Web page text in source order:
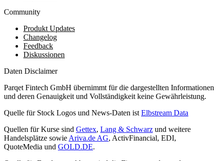
Community
Produkt Updates
Changelog
Feedback
Diskussionen
Daten Disclaimer
Parqet Fintech GmbH übernimmt für die dargestellten Informationen
und deren Genauigkeit und Vollständigkeit keine Gewährleistung.
Quelle für Stock Logos und News-Daten ist Elbstream Data
Quellen für Kurse sind Gettex, Lang & Schwarz und weitere
Handelsplätze sowie Ariva.de AG, ActivFinancial, EDI,
QuoteMedia und GOLD.DE.